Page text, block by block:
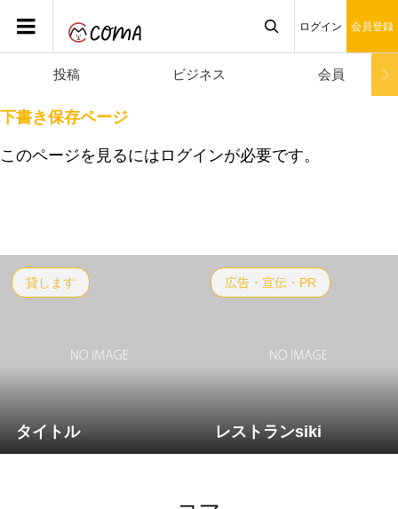
ログイン 会員登録
投稿 ビジネス 会員
下書き保存ページ
このページを見るにはログインが必要です。
貸します
タイトル
広告・宣伝・PR
レストランsiki